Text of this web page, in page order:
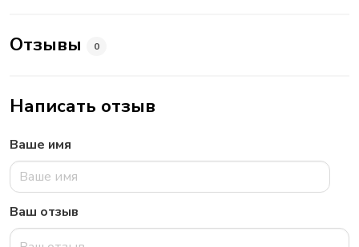
Отзывы 0
Написать отзыв
Ваше имя
Ваш отзыв